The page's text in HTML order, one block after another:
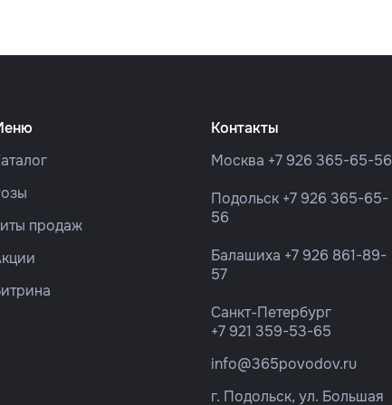
продаж
Контакты
Москва +7 926 365-65-56
Подольск +7 926 365-65-
56
Балашиха +7 926 861-89-
57
Санкт-Петербург
+7 921 359-53-65
info@365povodov.ru
г. Подольск, ул. Большая